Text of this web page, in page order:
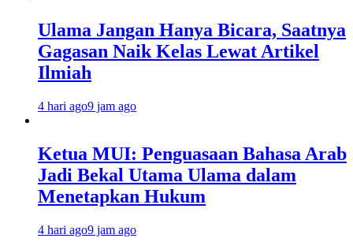
Ulama Jangan Hanya Bicara, Saatnya
Gagasan Naik Kelas Lewat Artikel
Ilmiah
4 hari ago9 jam ago
Ketua MUI: Penguasaan Bahasa Arab
Jadi Bekal Utama Ulama dalam
Menetapkan Hukum
4 hari ago9 jam ago